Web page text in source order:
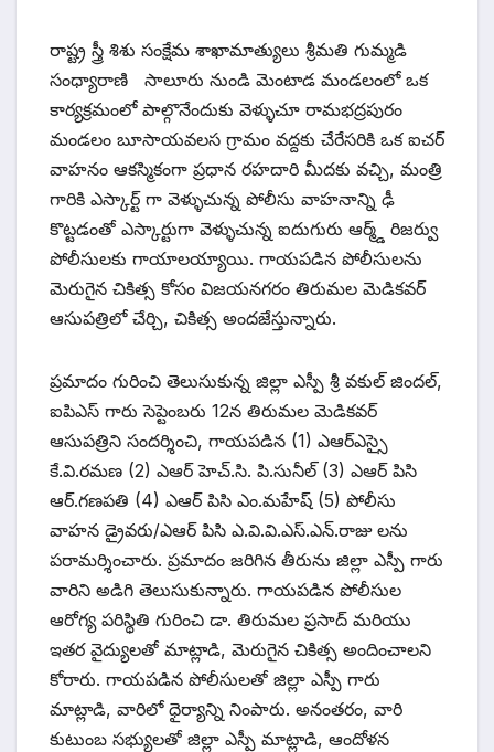
రాష్ట్ర స్త్రీ శిశు సంక్షేమ శాఖామాత్యులు శ్రీమతి గుమ్మడి
సంధ్యారాణి సాలూరు నుండి మెంటాడ మండలంలో ఒక
కార్యక్రమంలో పాల్గొనేందుకు వెళ్ళుచూ రామభద్రపురం
మండలం బూసాయవలస గ్రామం వద్దకు చేరేసరికి ఒక ఐచర్
వాహనం ఆకస్మికంగా ప్రధాన రహదారి మీదకు వచ్చి, మంత్రి
గారికి ఎస్కార్ట్ గా వెళ్ళుచున్న పోలీసు వాహనాన్ని ఢీ
కొట్టడంతో ఎస్కార్టుగా వెళ్ళుచున్న ఐదుగురు ఆర్మ్డ్ రిజర్వు
పోలీసులకు గాయాలయ్యాయి. గాయపడిన పోలీసులను
మెరుగైన చికిత్స కోసం విజయనగరం తిరుమల మెడికవర్
ఆసుపత్రిలో చేర్చి, చికిత్స అందజేస్తున్నారు.
ప్రమాదం గురించి తెలుసుకున్న జిల్లా ఎస్పీ శ్రీ వకుల్ జిందల్,
ఐపిఎస్ గారు సెప్టెంబరు 12న తిరుమల మెడికవర్
ఆసుపత్రిని సందర్శించి, గాయపడిన (1) ఎఆర్ఎస్సై
కే.వి.రమణ (2) ఎఆర్ హెచ్.సి. పి.సునీల్ (3) ఎఆర్ పిసి
ఆర్.గణపతి (4) ఎఆర్ పిసి ఎం.మహేష్ (5) పోలీసు
వాహన డ్రైవరు/ఎఆర్ పిసి ఎ.వి.వి.ఎస్.ఎన్.రాజు లను
పరామర్శించారు. ప్రమాదం జరిగిన తీరును జిల్లా ఎస్పీ గారు
వారిని అడిగి తెలుసుకున్నారు. గాయపడిన పోలీసుల
ఆరోగ్య పరిస్థితి గురించి డా. తిరుమల ప్రసాద్ మరియు
ఇతర వైద్యులతో మాట్లాడి, మెరుగైన చికిత్స అందించాలని
కోరారు. గాయపడిన పోలీసులతో జిల్లా ఎస్పీ గారు
మాట్లాడి, వారిలో ధైర్యాన్ని నింపారు. అనంతరం, వారి
కుటుంబ సభ్యులతో జిల్లా ఎస్పీ మాట్లాడి, ఆందోళన